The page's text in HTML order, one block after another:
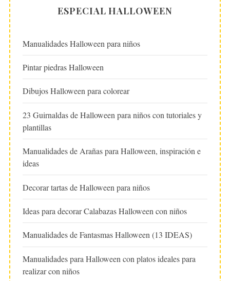
ESPECIAL HALLOWEEN
Manualidades Halloween para niños
Pintar piedras Halloween
Dibujos Halloween para colorear
23 Guirnaldas de Halloween para niños con tutoriales y
plantillas
Manualidades de Arañas para Halloween, inspiración e
ideas
Decorar tartas de Halloween para niños
Ideas para decorar Calabazas Halloween con niños
Manualidades de Fantasmas Halloween (13 IDEAS)
Manualidades para Halloween con platos ideales para
realizar con niños